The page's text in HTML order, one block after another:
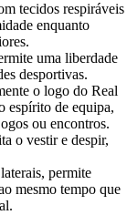
tecidos respiráveis
enquanto
uma liberdade
desportivas.
o logo do Real
espírito de equipa,
ou encontros.
o vestir e despir,
permite
mesmo tempo que